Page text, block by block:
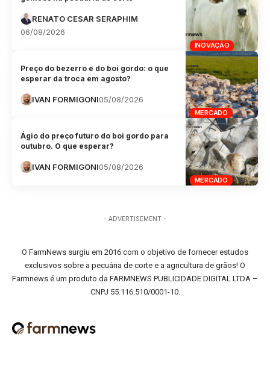
INOVAÇÃO
RENATO CESAR SERAPHIM
06/08/2026
MERCADO
Preço do bezerro e do boi gordo: o que
esperar da troca em agosto?
IVAN FORMIGONI05/08/2026
MERCADO
Ágio do preço futuro do boi gordo para
outubro. O que esperar?
IVAN FORMIGONI05/08/2026
- ADVERTISEMENT -
O FarmNews surgiu em 2016 com o objetivo de fornecer estudos
exclusivos sobre a pecuária de corte e a agricultura de grãos! O
Farmnews é um produto da FARMNEWS PUBLICIDADE DIGITAL LTDA –
CNPJ 55.116.510/0001-10.